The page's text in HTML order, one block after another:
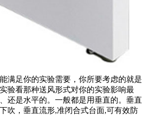
满足你的实验需要，你所要考虑的就是
验看那种送风形式对你的实验影响最
还是水平的。一般都是用垂直的。垂直
吹，垂直流形,准闭合式台面,可有效防